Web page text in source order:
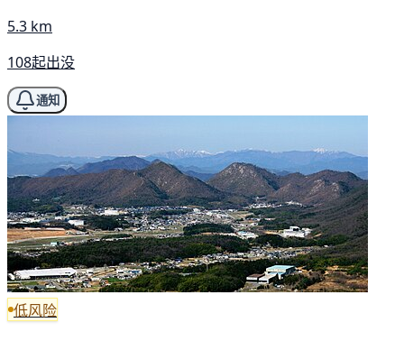
5.3 km
108起出没
通知
低风险